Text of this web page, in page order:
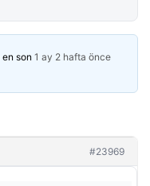
son 1 ay 2 hafta önce
#23969